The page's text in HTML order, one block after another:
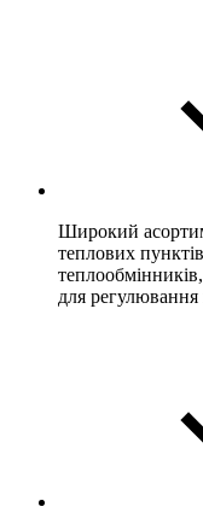
Широкий
теплових
для